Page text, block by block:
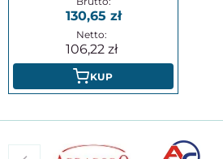
130,65
106,22
KUP